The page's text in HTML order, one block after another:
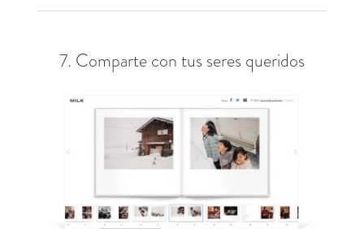
7. Comparte con tus seres queridos